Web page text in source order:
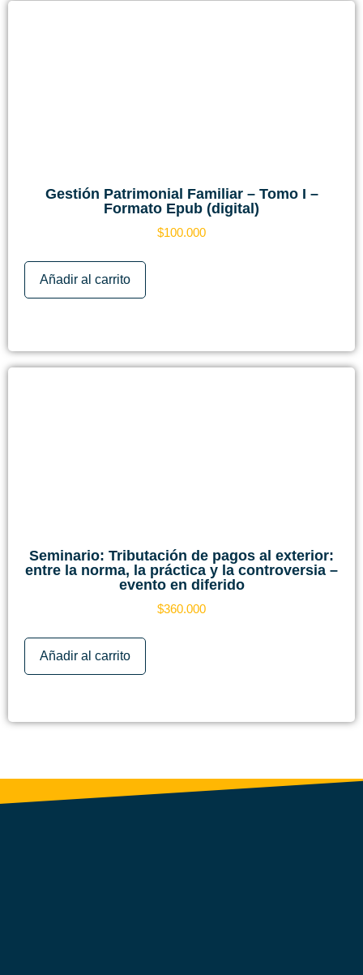
Gestión Patrimonial Familiar – Tomo I –
Formato Epub (digital)
$100.000
Añadir al carrito
Seminario: Tributación de pagos al exterior:
entre la norma, la práctica y la controversia –
evento en diferido
$360.000
Añadir al carrito